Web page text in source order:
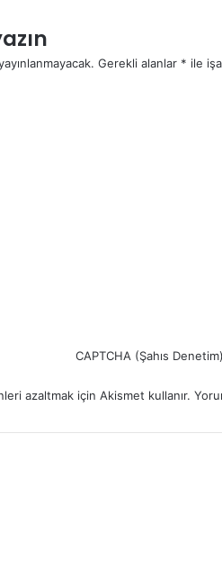
Gerekli alanlar * ile
CAPTCHA (Şahıs
azaltmak için Akismet kullanır.